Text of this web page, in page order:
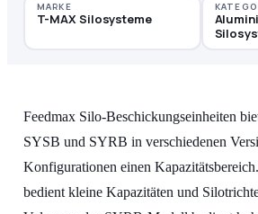
MARKE
T-MAX Silosysteme
Feedmax Silo-Beschickungseinheiten
SYSB und SYRB in verschiedenen
Konfigurationen einen
bedient kleine Kapazitäten und